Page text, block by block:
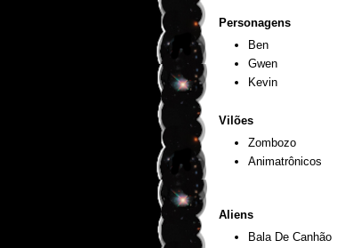
Personagens
Ben
Gwen
Kevin
Vilões
Zombozo
Animatrônicos
Aliens
Bala De Canhão